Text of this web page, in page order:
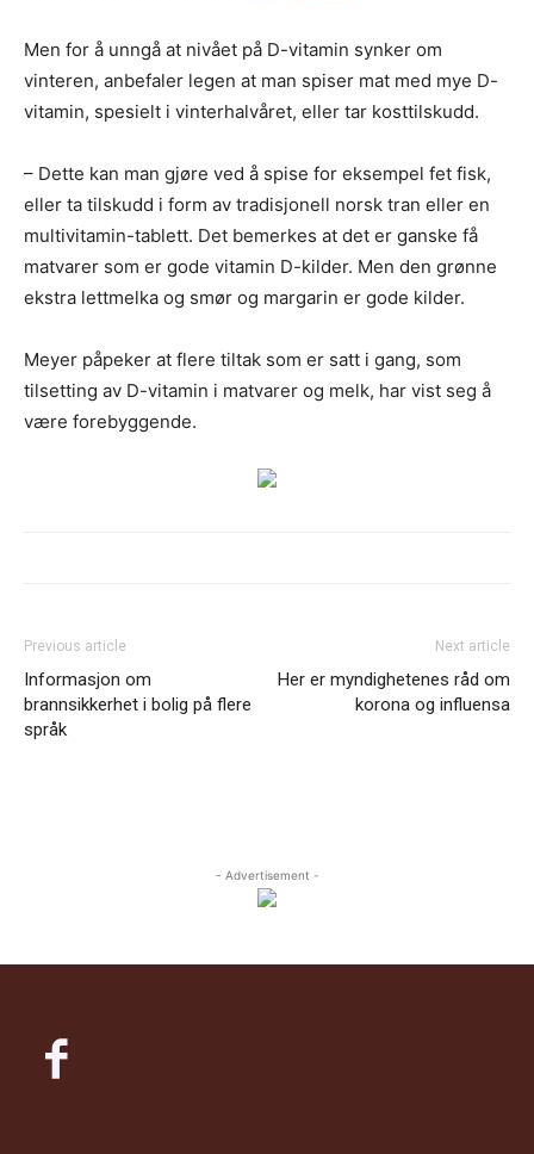
Men for å unngå at nivået på D-vitamin synker om
vinteren, anbefaler legen at man spiser mat med mye D-
vitamin, spesielt i vinterhalvåret, eller tar kosttilskudd.
– Dette kan man gjøre ved å spise for eksempel fet fisk,
eller ta tilskudd i form av tradisjonell norsk tran eller en
multivitamin-tablett. Det bemerkes at det er ganske få
matvarer som er gode vitamin D-kilder. Men den grønne
ekstra lettmelka og smør og margarin er gode kilder.
Meyer påpeker at flere tiltak som er satt i gang, som
tilsetting av D-vitamin i matvarer og melk, har vist seg å
være forebyggende.
Previous article
Informasjon om
brannsikkerhet i bolig på flere
språk
Next article
Her er myndighetenes råd om
korona og influensa
- Advertisement -